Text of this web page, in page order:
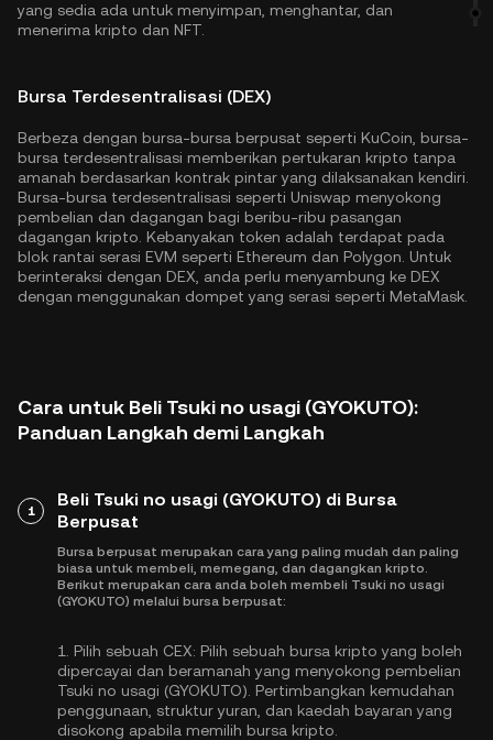
yang sedia ada untuk menyimpan, menghantar, dan
menerima kripto dan NFT.
Bursa Terdesentralisasi (DEX)
Berbeza dengan bursa-bursa berpusat seperti KuCoin, bursa-
bursa terdesentralisasi memberikan pertukaran kripto tanpa
amanah berdasarkan kontrak pintar yang dilaksanakan kendiri.
Bursa-bursa terdesentralisasi seperti Uniswap menyokong
pembelian dan dagangan bagi beribu-ribu pasangan
dagangan kripto. Kebanyakan token adalah terdapat pada
blok rantai serasi EVM seperti Ethereum dan Polygon . Untuk
berinteraksi dengan DEX, anda perlu menyambung ke DEX
dengan menggunakan dompet yang serasi seperti MetaMask.
Cara untuk Beli Tsuki no usagi (GYOKUTO):
Panduan Langkah demi Langkah
1
Beli Tsuki no usagi (GYOKUTO) di Bursa
Berpusat
Bursa berpusat merupakan cara yang paling mudah dan paling
biasa untuk membeli, memegang, dan dagangkan kripto.
Berikut merupakan cara anda boleh membeli Tsuki no usagi
(GYOKUTO) melalui bursa berpusat:
1. Pilih sebuah CEX: Pilih sebuah bursa kripto yang boleh
dipercayai dan beramanah yang menyokong pembelian
Tsuki no usagi (GYOKUTO). Pertimbangkan kemudahan
penggunaan, struktur yuran, dan kaedah bayaran yang
disokong apabila memilih bursa kripto.